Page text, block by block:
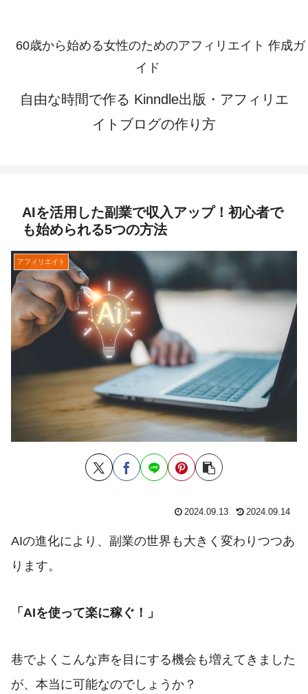
60歳から始める女性のためのアフィリエイト 作成ガ
イド
自由な時間で作る Kinndle出版・アフィリエ
イトブログの作り方
AIを活用した副業で収入アップ！初心者で
も始められる5つの方法
アフィリエイト
2024.09.13 2024.09.14
AIの進化により、副業の世界も大きく変わりつつあ
ります。
「AIを使って楽に稼ぐ！」
巷でよくこんな声を目にする機会も増えてきました
が、本当に可能なのでしょうか？